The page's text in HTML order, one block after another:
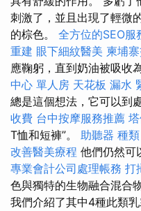
刺激了，並且出現了輕微
的棕色。 全方位的SEO服
重建 眼下細紋醫美 柬埔
應鞠躬，直到奶油被吸收
中心 單人房 天花板 漏水
總是這個想法，它可以到
收費 台中按摩服務推薦
T恤和短褲”。 助聽器 種類
改善醫美療程 他們仍然可
專業會計公司處理帳務 打
色與獨特的生物融合混合
我們介紹了其中4種此類